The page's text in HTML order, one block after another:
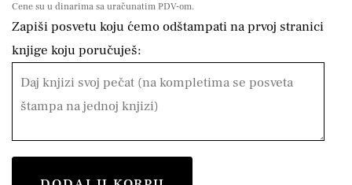
Cene su u dinarima sa uračunatim PDV-om.
Zapiši posvetu koju ćemo odštampati na prvoj stranici
knjige koju poručuješ: